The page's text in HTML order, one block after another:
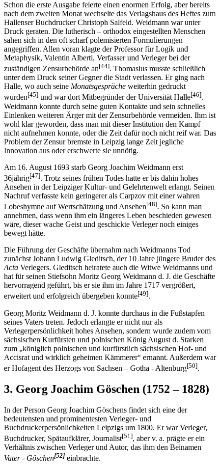
Schon die erste Ausgabe feierte einen enormen Erfolg, aber bereits
nach dem zweiten Monat wechselte das Verlagshaus des Heftes zum
Hallenser Buchdrucker Christoph Salfeld. Weidmann war unter
Druck geraten. Die lutherisch – orthodox eingestellten Menschen
sahen sich in den oft scharf polemisierten Formulierungen
angegriffen. Allen voran klagte der Professor für Logik und
Metaphysik, Valentin Alberti, Verfasser und Verleger bei der
zuständigen Zensurbehörde an[44]. Thomasius musste schließlich
unter dem Druck seiner Gegner die Stadt verlassen. Er ging nach
Halle, wo auch seine Monatsgespräche weiterhin gedruckt
wurden[45] und war dort Mitbegründer der Universität Halle[46].
Weidmann konnte durch seine guten Kontakte und sein schnelles
Einlenken weiteren Ärger mit der Zensurbehörde vermeiden. Ihm ist
wohl klar geworden, dass man mit dieser Institution den Kampf
nicht aufnehmen konnte, oder die Zeit dafür noch nicht reif war. Das
Problem der Zensur bremste in Leipzig lange Zeit jegliche
Innovation aus oder erschwerte sie unnötig.
Am 16. August 1693 starb Georg Joachim Weidmann erst
36jährig[47]. Trotz seines frühen Todes hatte er bis dahin hohes
Ansehen in der Leipziger Kultur- und Gelehrtenwelt erlangt. Seinen
Nachruf verfasste kein geringerer als Carpzov mit einer wahren
Lobeshymne auf Wertschätzung und Ansehen[48]. So kann man
annehmen, dass wenn ihm ein längeres Leben beschieden gewesen
wäre, dieser wache Geist und geschickte Verleger noch einiges
bewegt hätte.
Die Führung der Geschäfte übernahm nach Weidmanns Tod
zunächst Johann Ludwig Gleditsch, der 10 Jahre jüngere Bruder des
Acta Verlegers. Gleditsch heiratete auch die Witwe Weidmanns und
hat für seinen Stiefsohn Moritz Georg Weidmann d. J. die Geschäfte
hervorragend geführt, bis er sie ihm im Jahre 1717 vergrößert,
erweitert und erfolgreich übergeben konnte[49].
Georg Moritz Weidmann d. J. konnte durchaus in die Fußstapfen
seines Vaters treten. Jedoch erlangte er nicht nur als
Verlegerpersönlichkeit hohes Ansehen, sondern wurde zudem vom
sächsischen Kurfürsten und polnischen König August d. Starken
zum „königlich polnischen und kurfürstlich sächsischen Hof- und
Accisrat und wirklich geheimen Kämmerer“ ernannt. Außerdem war
er Hofagent des Herzogs von Sachsen – Gotha - Altenburg[50].
3. Georg Joachim Göschen (1752 – 1828)
In der Person Georg Joachim Göschens findet sich eine der
bedeutensten und prominentesten Verleger- und
Buchdruckerpersönlichkeiten Leipzigs um 1800. Er war Verleger,
Buchdrucker, Spätaufklärer, Journalist[51], aber v. a. prägte er ein
Verhältnis zwischen Verleger und Autor, das ihm den Beinamen
Vater - Göschen[52] einbrachte.